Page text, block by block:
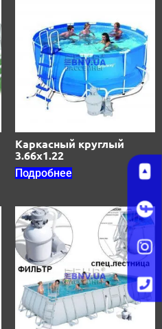
Каркасный круглый
3.66х1.22
Подробнее